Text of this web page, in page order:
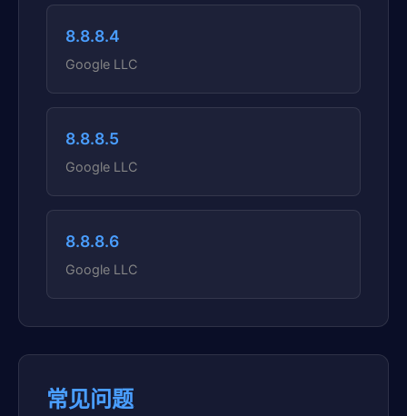
8.8.8.4
Google LLC
8.8.8.5
Google LLC
8.8.8.6
Google LLC
常见问题